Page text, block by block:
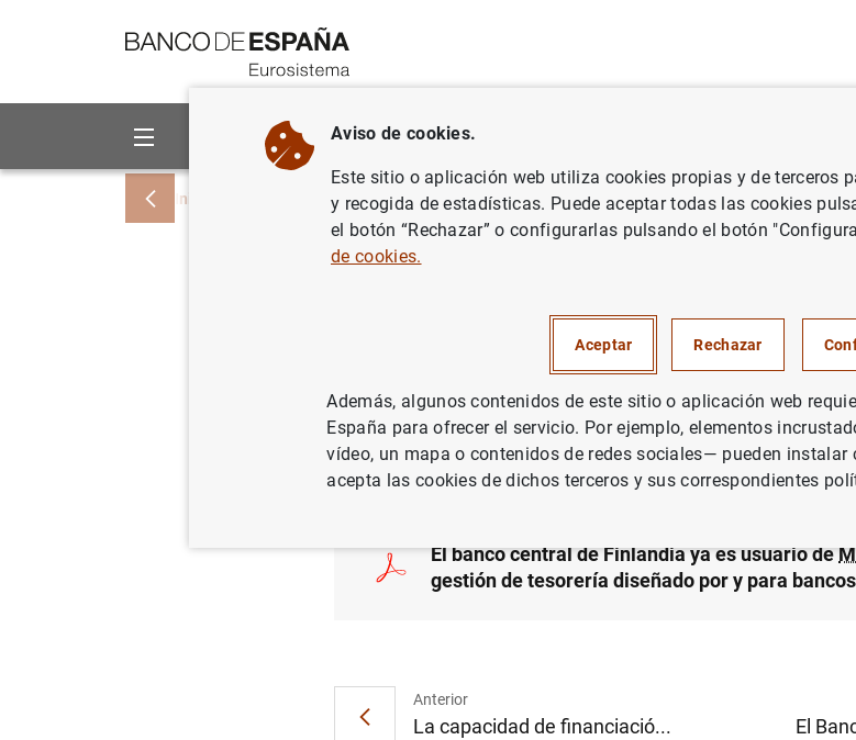
Sobre el Banco Áreas de actuación
Inicio Noticias y eventos Noticias del Banco de España Notas de prensa del Banco de
, el sistema de gestión
diseñado por y para bancos
28/05/2026
El banco central de Finlandia ya es usuario de
gestión de tesorería diseñado por y para
Anterior
La capacidad de financiació... El
Aviso de cookies.
Este sitio o aplicación web utiliza cookies propias y de terceros
y recogida de estadísticas. Puede aceptar todas las cookies
el botón “Rechazar” o configurarlas pulsando el botón
de cookies.
Aceptar Rechazar
Además, algunos contenidos de este sitio o aplicación web
España para ofrecer el servicio. Por ejemplo, elementos
vídeo, un mapa o contenidos de redes sociales— pueden
acepta las cookies de dichos terceros y sus correspondientes